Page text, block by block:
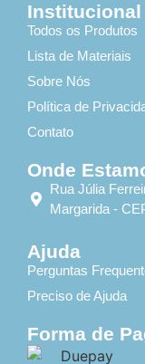
Institucional
Todos os Produtos
Lista de Materiais
Sobre Nós
Política de
Contato
Onde
Rua Júlia
Margarida -
Ajuda
Perguntas
Preciso de Ajuda
Forma de